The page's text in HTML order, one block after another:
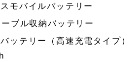
モバイルバッテリー
ブル収納バッテリー
ッテリー（高速充電タイプ）